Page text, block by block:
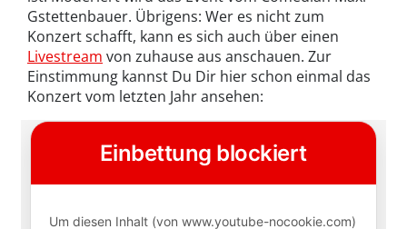
Gstettenbauer. Übrigens: Wer es nicht zum
Konzert schafft, kann es sich auch über einen
Livestream von zuhause aus anschauen. Zur
Einstimmung kannst Du Dir hier schon einmal das
Konzert vom letzten Jahr ansehen: